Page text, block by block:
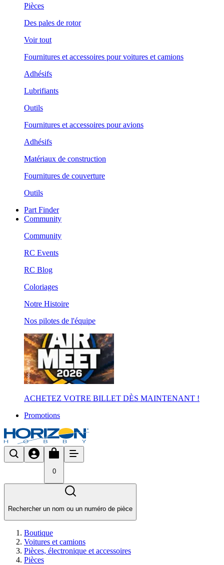
Pièces
Des pales de rotor
Voir tout
Fournitures et accessoires pour voitures et camions
Adhésifs
Lubrifiants
Outils
Fournitures et accessoires pour avions
Adhésifs
Matériaux de construction
Fournitures de couverture
Outils
Part Finder
Community
Community
RC Events
RC Blog
Coloriages
Notre Histoire
Nos pilotes de l'équipe
ACHETEZ VOTRE BILLET DÈS MAINTENANT !
Promotions
0
Rechercher un nom ou un numéro de pièce
Boutique
Voitures et camions
Pièces, électronique et accessoires
Pièces